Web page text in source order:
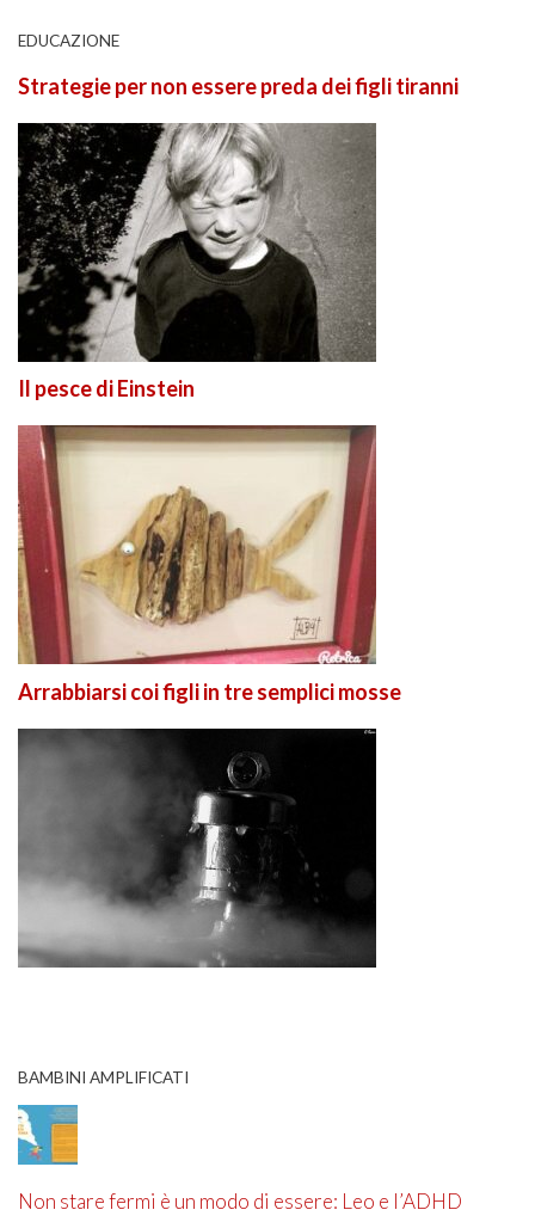
EDUCAZIONE
Strategie per non essere preda dei figli tiranni
Il pesce di Einstein
Arrabbiarsi coi figli in tre semplici mosse
BAMBINI AMPLIFICATI
Non stare fermi è un modo di essere: Leo e l’ADHD